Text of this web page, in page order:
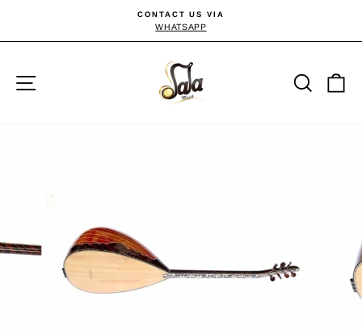
contenu
Diaporama
CONTACT US VIA
WHATSAPP